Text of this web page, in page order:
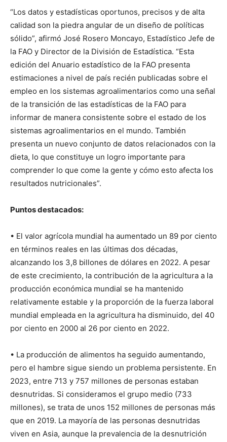
“Los datos y estadísticas oportunos, precisos y de alta
calidad son la piedra angular de un diseño de políticas
sólido”, afirmó José Rosero Moncayo, Estadístico Jefe de
la FAO y Director de la División de Estadística. “Esta
edición del Anuario estadístico de la FAO presenta
estimaciones a nivel de país recién publicadas sobre el
empleo en los sistemas agroalimentarios como una señal
de la transición de las estadísticas de la FAO para
informar de manera consistente sobre el estado de los
sistemas agroalimentarios en el mundo. También
presenta un nuevo conjunto de datos relacionados con la
dieta, lo que constituye un logro importante para
comprender lo que come la gente y cómo esto afecta los
resultados nutricionales”.
Puntos destacados:
• El valor agrícola mundial ha aumentado un 89 por ciento
en términos reales en las últimas dos décadas,
alcanzando los 3,8 billones de dólares en 2022. A pesar
de este crecimiento, la contribución de la agricultura a la
producción económica mundial se ha mantenido
relativamente estable y la proporción de la fuerza laboral
mundial empleada en la agricultura ha disminuido, del 40
por ciento en 2000 al 26 por ciento en 2022.
• La producción de alimentos ha seguido aumentando,
pero el hambre sigue siendo un problema persistente. En
2023, entre 713 y 757 millones de personas estaban
desnutridas. Si consideramos el grupo medio (733
millones), se trata de unos 152 millones de personas más
que en 2019. La mayoría de las personas desnutridas
viven en Asia, aunque la prevalencia de la desnutrición